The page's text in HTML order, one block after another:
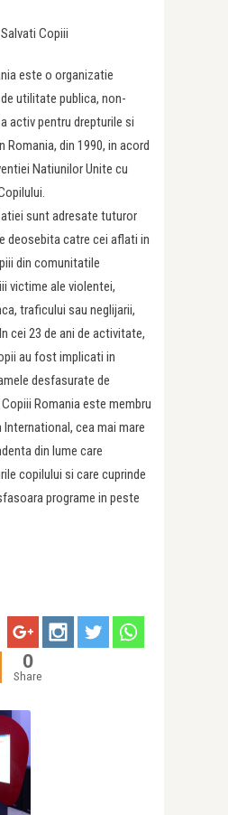
Copiii
este o organizatie
utilitate publica, non-
activ pentru drepturile si
din 1990, in acord
Natiunilor Unite cu
sunt adresate tuturor
deosebita catre cei aflati in
din comunitatile
victime ale violentei,
traficului sau neglijarii,
cei 23 de ani de activitate,
au fost implicati in
desfasurate de
Romania este membru
International, cea mai mare
din lume care
copilului si care cuprinde
programe in peste
0
Share